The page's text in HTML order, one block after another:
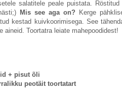
salatitele peale puistata.
Mis see aga on? Kerge
kestad kuivkoorimisega. See
aineid. Toortatra leiate mahepoodidest!
+ pisut õli
peotäit toortatart